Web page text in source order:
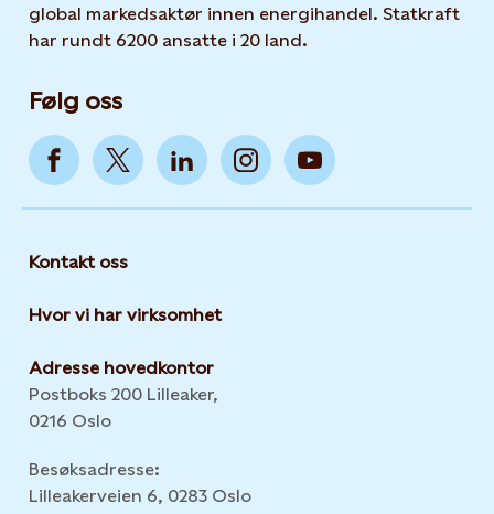
global markedsaktør innen energihandel. Statkraft
har rundt 6200 ansatte i 20 land.
Følg oss
Kontakt oss
Hvor vi har virksomhet
Adresse hovedkontor
Postboks 200 Lilleaker,
0216 Oslo
Besøksadresse:
Lilleakerveien 6, 0283 Oslo